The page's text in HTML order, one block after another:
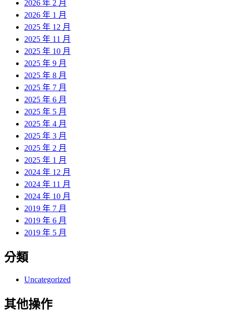
2026 年 2 月
2026 年 1 月
2025 年 12 月
2025 年 11 月
2025 年 10 月
2025 年 9 月
2025 年 8 月
2025 年 7 月
2025 年 6 月
2025 年 5 月
2025 年 4 月
2025 年 3 月
2025 年 2 月
2025 年 1 月
2024 年 12 月
2024 年 11 月
2024 年 10 月
2019 年 7 月
2019 年 6 月
2019 年 5 月
分類
Uncategorized
其他操作